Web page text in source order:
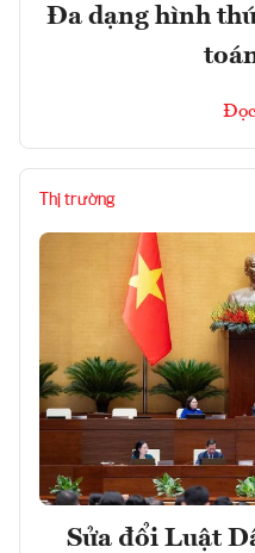
Đa dạng hình
Thị trường
Sửa đổi Luật